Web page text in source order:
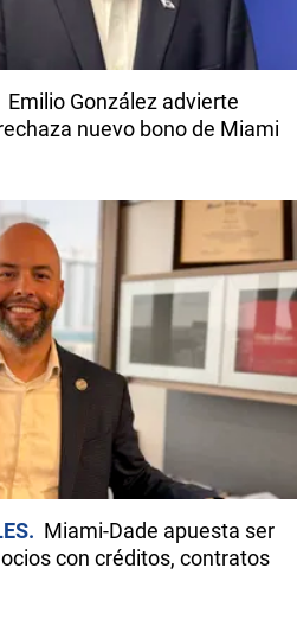
Emilio González advierte
nuevo bono de Miami
Miami-Dade apuesta ser
con créditos, contratos